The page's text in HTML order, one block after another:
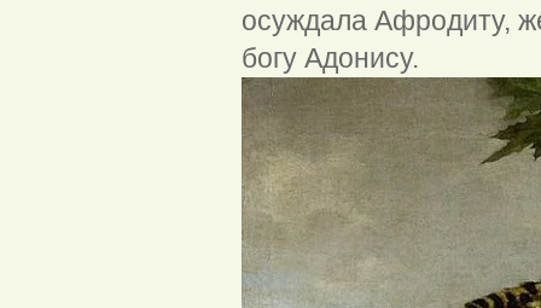
осуждала Афродиту,
богу Адонису.